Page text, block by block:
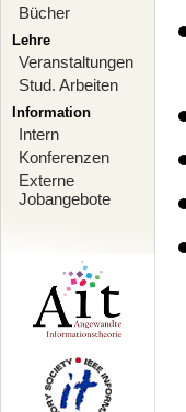
Bücher
Lehre
Veranstaltungen
Stud. Arbeiten
Information
Intern
Konferenzen
Externe
Jobangebote